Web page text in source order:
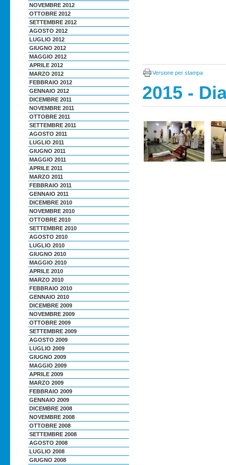
NOVEMBRE 2012
OTTOBRE 2012
SETTEMBRE 2012
AGOSTO 2012
LUGLIO 2012
GIUGNO 2012
MAGGIO 2012
APRILE 2012
MARZO 2012
FEBBRAIO 2012
GENNAIO 2012
DICEMBRE 2011
NOVEMBRE 2011
OTTOBRE 2011
SETTEMBRE 2011
AGOSTO 2011
LUGLIO 2011
GIUGNO 2011
MAGGIO 2011
APRILE 2011
MARZO 2011
FEBBRAIO 2011
GENNAIO 2011
DICEMBRE 2010
NOVEMBRE 2010
OTTOBRE 2010
SETTEMBRE 2010
AGOSTO 2010
LUGLIO 2010
GIUGNO 2010
MAGGIO 2010
APRILE 2010
MARZO 2010
FEBBRAIO 2010
GENNAIO 2010
DICEMBRE 2009
NOVEMBRE 2009
OTTOBRE 2009
SETTEMBRE 2009
AGOSTO 2009
LUGLIO 2009
GIUGNO 2009
MAGGIO 2009
APRILE 2009
MARZO 2009
FEBBRAIO 2009
GENNAIO 2009
DICEMBRE 2008
NOVEMBRE 2008
OTTOBRE 2008
SETTEMBRE 2008
AGOSTO 2008
LUGLIO 2008
GIUGNO 2008
Versione per stampa
2015 -